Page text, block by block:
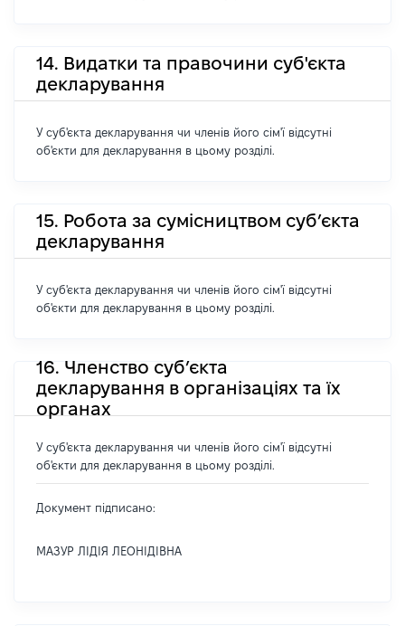
14. Видатки та правочини суб'єкта
декларування
У суб'єкта декларування чи членів його сім'ї відсутні
об'єкти для декларування в цьому розділі.
15. Робота за сумісництвом суб’єкта
декларування
У суб'єкта декларування чи членів його сім'ї відсутні
об'єкти для декларування в цьому розділі.
16. Членство суб’єкта
декларування в організаціях та їх
органах
У суб'єкта декларування чи членів його сім'ї відсутні
об'єкти для декларування в цьому розділі.
Документ підписано:
МАЗУР ЛІДІЯ ЛЕОНІДІВНА